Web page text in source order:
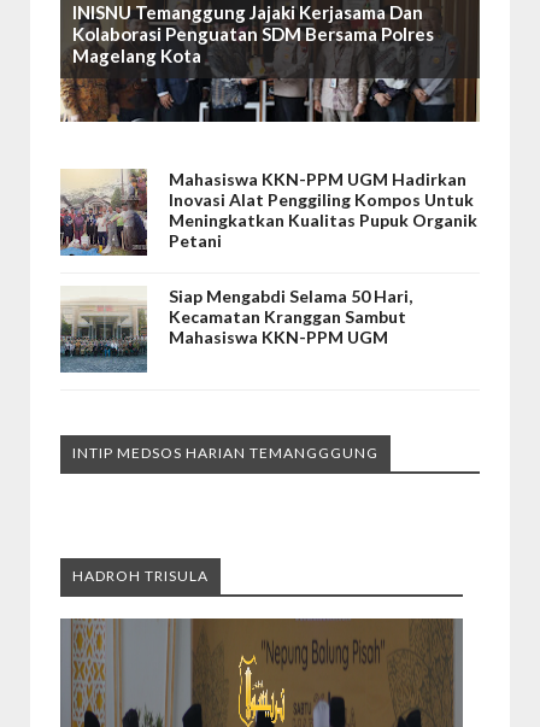
INISNU Temanggung Jajaki Kerjasama Dan
Kolaborasi Penguatan SDM Bersama Polres
Magelang Kota
Mahasiswa KKN-PPM UGM Hadirkan
Inovasi Alat Penggiling Kompos Untuk
Meningkatkan Kualitas Pupuk Organik
Petani
Siap Mengabdi Selama 50 Hari,
Kecamatan Kranggan Sambut
Mahasiswa KKN-PPM UGM
INTIP MEDSOS HARIAN TEMANGGGUNG
HADROH TRISULA